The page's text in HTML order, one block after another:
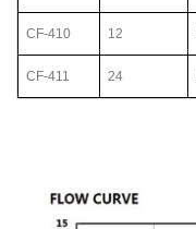
CF-410 12
CF-411 24